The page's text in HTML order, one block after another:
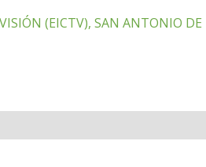
(EICTV), SAN ANTONIO